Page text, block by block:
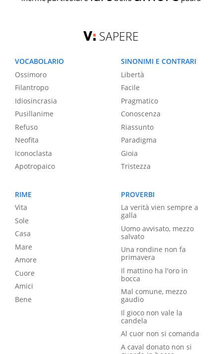
SAPERE
VOCABOLARIO
Ossimoro
Filantropo
Idiosincrasia
Pusillanime
Refuso
Neofita
Iconoclasta
Apotropaico
SINONIMI E CONTRARI
Libertà
Facile
Pragmatico
Conoscenza
Riassunto
Paradigma
Gioia
Tristezza
RIME
Vita
Sole
Casa
Mare
Amore
Cuore
Amici
Bene
PROVERBI
La verità vien sempre a
galla
Uomo avvisato, mezzo
salvato
Una rondine non fa
primavera
Il mattino ha l'oro in
bocca
Mal comune, mezzo
gaudio
Il gioco non vale la
candela
Al cuor non si comanda
A caval donato non si